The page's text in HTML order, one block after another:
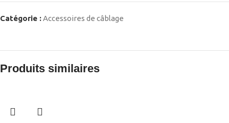
Catégorie :Accessoires de câblage
Produits similaires